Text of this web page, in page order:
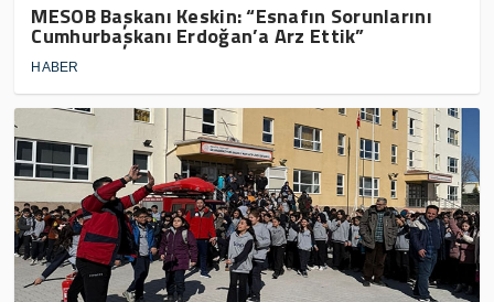
MESOB Başkanı Keskin: “Esnafın Sorunlarını
Cumhurbaşkanı Erdoğan’a Arz Ettik”
HABER